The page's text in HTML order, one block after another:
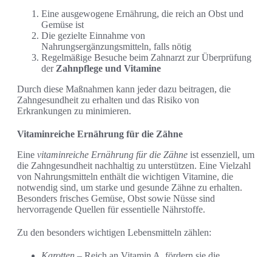
Eine ausgewogene Ernährung, die reich an Obst und
Gemüse ist
Die gezielte Einnahme von
Nahrungsergänzungsmitteln, falls nötig
Regelmäßige Besuche beim Zahnarzt zur Überprüfung
der Zahnpflege und Vitamine
Durch diese Maßnahmen kann jeder dazu beitragen, die
Zahngesundheit zu erhalten und das Risiko von
Erkrankungen zu minimieren.
Vitaminreiche Ernährung für die Zähne
Eine vitaminreiche Ernährung für die Zähne ist essenziell, um
die Zahngesundheit nachhaltig zu unterstützen. Eine Vielzahl
von Nahrungsmitteln enthält die wichtigen Vitamine, die
notwendig sind, um starke und gesunde Zähne zu erhalten.
Besonders frisches Gemüse, Obst sowie Nüsse sind
hervorragende Quellen für essentielle Nährstoffe.
Zu den besonders wichtigen Lebensmitteln zählen: